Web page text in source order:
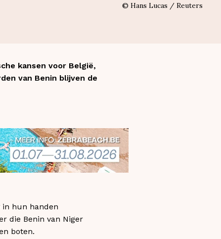
© Hans Lucas / Reuters
kansen voor België,
van Benin blijven de
hun handen
die Benin van Niger
boten.